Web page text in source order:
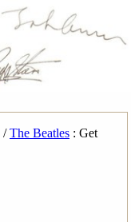
/The Beatles : Get